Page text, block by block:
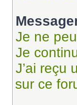
Je ne
Je
J’ai reçu
sur ce